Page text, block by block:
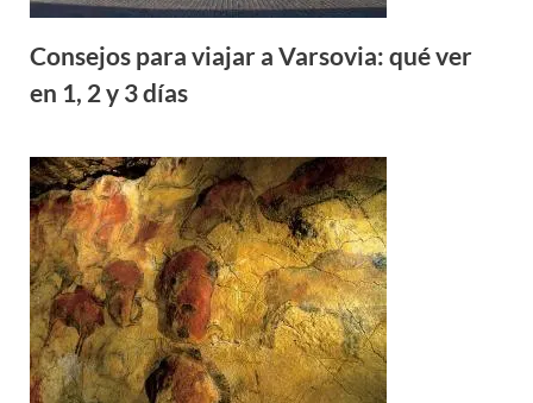
Consejos para viajar a Varsovia: qué ver
en 1, 2 y 3 días